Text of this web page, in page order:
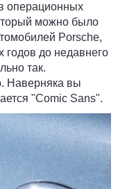
операционных
можно было
Porsche,
годов до недавнего
так.
Наверняка вы
"Comic Sans".